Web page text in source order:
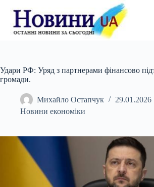
вмісту
Удари РФ: Уряд з партнерами фінансово
громади.
Михайло Остапчук
29.01.2026
Новини економіки